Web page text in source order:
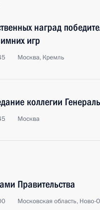
наград
игр
Москва, Кремль
коллегии
Москва
Правительства
Московская область, Ново-